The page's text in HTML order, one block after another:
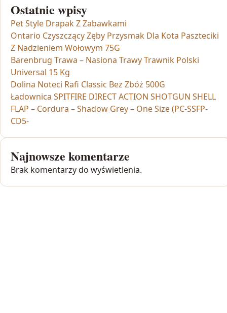
Ostatnie wpisy
Pet Style Drapak Z Zabawkami
Ontario Czyszczący Zęby Przysmak Dla Kota Paszteciki
Z Nadzieniem Wołowym 75G
Barenbrug Trawa – Nasiona Trawy Trawnik Polski
Universal 15 Kg
Dolina Noteci Rafi Classic Bez Zbóż 500G
Ładownica SPITFIRE DIRECT ACTION SHOTGUN SHELL
FLAP – Cordura – Shadow Grey – One Size (PC-SSFP-
CD5-
Najnowsze komentarze
Brak komentarzy do wyświetlenia.